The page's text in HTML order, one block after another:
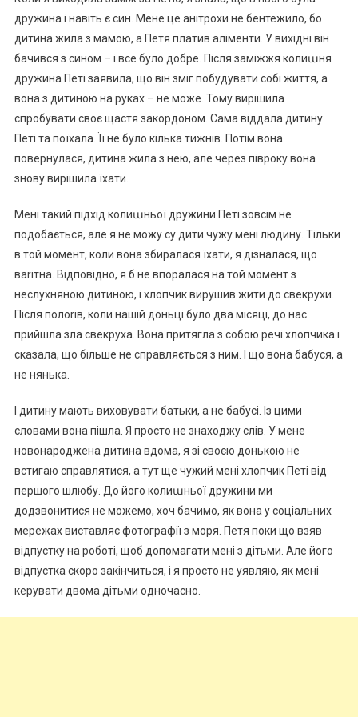
дружина і навіть є син. Мене це анітрохи не бентежило, бо
дитина жила з мамою, а Петя платив аліменти. У вихідні він
бачився з сином – і все було добре. Після заміжжя колиաня
дружина Петі заявила, що він зміг побудувати собі життя, а
вона з дитиною на руках – не може. Тому вирішила
спробувати своє щастя закордоном. Сама віддала дитину
Петі та поїхала. Її не було кілька тижнів. Потім вона
повернулася, дитина жила з нею, але через півроку вона
знову вирішила їхати.
Мені такий підхід колиաньої дружини Петі зовсім не
подобається, але я не можу су дити чужу мені людину. Тільки
в той момент, коли вона збиралася їхати, я дізналася, що
ваrітна. Відповідно, я б не впоралася на той момент з
неслухняною дитиною, і хлопчик вирушив жити до свекрухи.
Після полоrів, коли нашій доньці було два місяці, до нас
прийшла зла свекруха. Вона притягла з собою речі хлопчика і
сказала, що більше не справляється з ним. І що вона бабуся, а
не нянька.
І дитину мають виховувати батьки, а не бабусі. Із цими
словами вона пішла. Я просто не знаходжу слів. У мене
новонароджена дитина вдома, я зі своєю донькою не
встигаю справлятися, а тут ще чужий мені хлопчик Петі від
першого шлюбу. До його колиաньої дружини ми
додзвонитися не можемо, хоч бачимо, як вона у соціальних
мережах виставляє фотографії з моря. Петя поки що взяв
відпустку на роботі, щоб допомагати мені з дітьми. Але його
відпустка скоро закінчиться, і я просто не уявляю, як мені
керувати двома дітьми одночасно.